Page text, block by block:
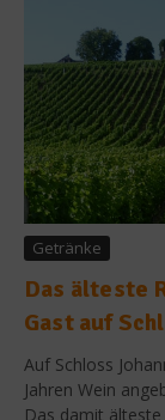
Getränke
Das älteste
Gast auf
Auf Schloss
Jahren Wein
Das damit